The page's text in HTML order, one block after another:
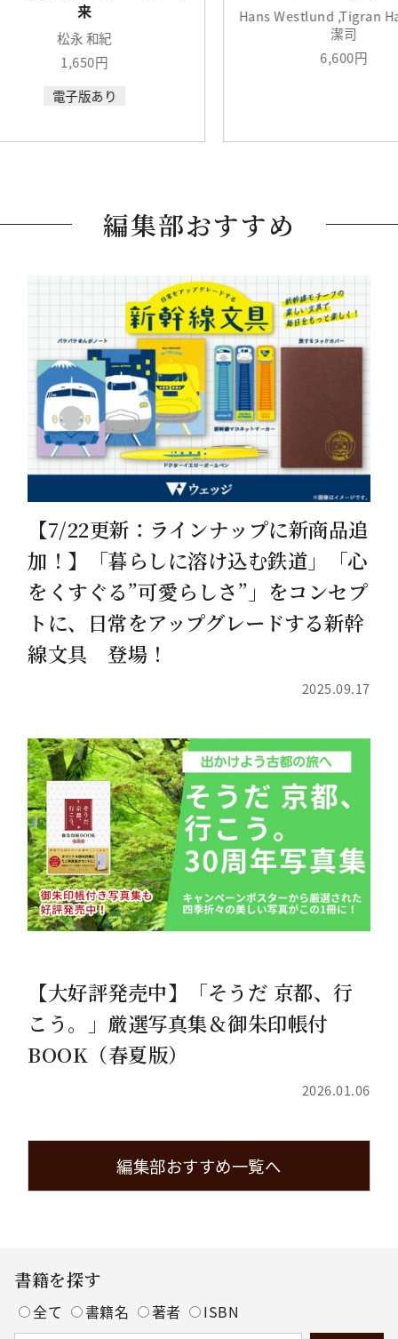
Hans Westlund ,Tigran Haas ,小林
編集部おすすめ
【7/22更新：ラインナップに新商品追
加！】「暮らしに溶け込む鉄道」「心
をくすぐる”可愛らしさ”」をコンセプ
トに、日常をアップグレードする新幹
線文具 登場！
2025.09.17
【大好評発売中】「そうだ 京都、行
こう。」厳選写真集＆御朱印帳付
BOOK（春夏版）
2026.01.06
編集部おすすめ一覧へ
書籍を探す
全て 書籍名 著者 ISBN